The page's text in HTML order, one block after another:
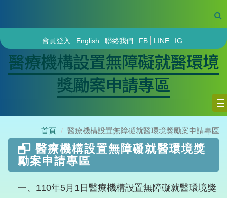
會員登入 English 聯絡我們 FB LINE IG
醫療機構設置無障礙就醫環境
獎勵案申請專區
首頁 醫療機構設置無障礙就醫環境獎勵案申請專區
醫療機構設置無障礙就醫環境獎
勵案申請專區
一、110年5月1日醫療機構設置無障礙就醫環境獎